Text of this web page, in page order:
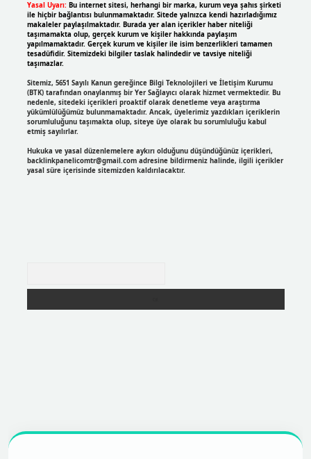
Yasal Uyarı: Bu internet sitesi, herhangi bir marka, kurum veya şahıs şirketi
ile hiçbir bağlantısı bulunmamaktadır. Sitede yalnızca kendi hazırladığımız
makaleler paylaşılmaktadır. Burada yer alan içerikler haber niteliği
taşımamakta olup, gerçek kurum ve kişiler hakkında paylaşım
yapılmamaktadır. Gerçek kurum ve kişiler ile isim benzerlikleri tamamen
tesadüfidir. Sitemizdeki bilgiler taslak halindedir ve tavsiye niteliği
taşımazlar.
Sitemiz, 5651 Sayılı Kanun gereğince Bilgi Teknolojileri ve İletişim Kurumu
(BTK) tarafından onaylanmış bir Yer Sağlayıcı olarak hizmet vermektedir. Bu
nedenle, sitedeki içerikleri proaktif olarak denetleme veya araştırma
yükümlülüğümüz bulunmamaktadır. Ancak, üyelerimiz yazdıkları içeriklerin
sorumluluğunu taşımakta olup, siteye üye olarak bu sorumluluğu kabul
etmiş sayılırlar.
Hukuka ve yasal düzenlemelere aykırı olduğunu düşündüğünüz içerikleri,
backlinkpanelicomtr@gmail.comadresine bildirmeniz halinde, ilgili içerikler
yasal süre içerisinde sitemizden kaldırılacaktır.